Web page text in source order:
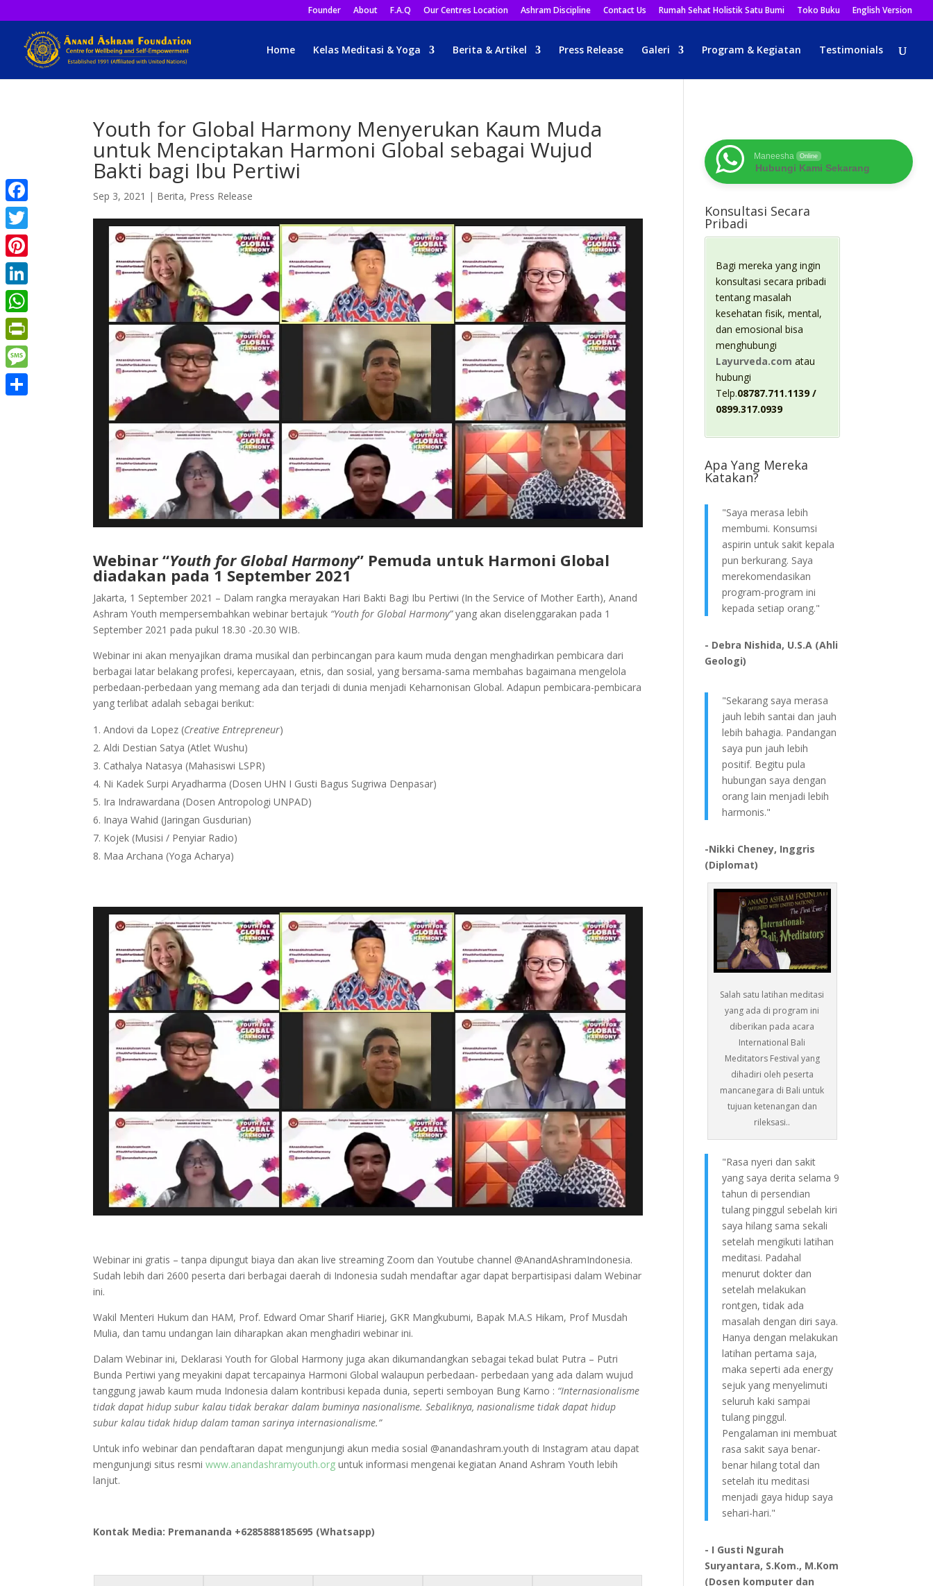
Founder About F.A.Q Our Centres Location Ashram Discipline Contact Us Rumah Sehat Holistik Satu Bumi Toko Buku English Version
Home Kelas Meditasi & Yoga Berita & Artikel Press Release Galeri Program & Kegiatan Testimonials
Youth for Global Harmony Menyerukan Kaum Muda
untuk Menciptakan Harmoni Global sebagai Wujud
Bakti bagi Ibu Pertiwi
Sep 3, 2021 | Berita, Press Release
Webinar “Youth for Global Harmony” Pemuda untuk Harmoni Global
diadakan pada 1 September 2021
Jakarta, 1 September 2021 – Dalam rangka merayakan Hari Bakti Bagi Ibu Pertiwi (In the Service of Mother Earth), Anand
Ashram Youth mempersembahkan webinar bertajuk “Youth for Global Harmony”yang akan diselenggarakan pada 1
September 2021 pada pukul 18.30 -20.30 WIB.
Webinar ini akan menyajikan drama musikal dan perbincangan para kaum muda dengan menghadirkan pembicara dari
berbagai latar belakang profesi, kepercayaan, etnis, dan sosial, yang bersama-sama membahas bagaimana mengelola
perbedaan-perbedaan yang memang ada dan terjadi di dunia menjadi Keharnonisan Global. Adapun pembicara-pembicara
yang terlibat adalah sebagai berikut:
Andovi da Lopez (Creative Entrepreneur)
Aldi Destian Satya (Atlet Wushu)
Cathalya Natasya (Mahasiswi LSPR)
Ni Kadek Surpi Aryadharma (Dosen UHN I Gusti Bagus Sugriwa Denpasar)
Ira Indrawardana (Dosen Antropologi UNPAD)
Inaya Wahid (Jaringan Gusdurian)
Kojek (Musisi / Penyiar Radio)
Maa Archana (Yoga Acharya)
Webinar ini gratis – tanpa dipungut biaya dan akan live streaming Zoom dan Youtube channel @AnandAshramIndonesia.
Sudah lebih dari 2600 peserta dari berbagai daerah di Indonesia sudah mendaftar agar dapat berpartisipasi dalam Webinar
ini.
Wakil Menteri Hukum dan HAM, Prof. Edward Omar Sharif Hiariej, GKR Mangkubumi, Bapak M.A.S Hikam, Prof Musdah
Mulia, dan tamu undangan lain diharapkan akan menghadiri webinar ini.
Dalam Webinar ini, Deklarasi Youth for Global Harmony juga akan dikumandangkan sebagai tekad bulat Putra – Putri
Bunda Pertiwi yang meyakini dapat tercapainya Harmoni Global walaupun perbedaan- perbedaan yang ada dalam wujud
tanggung jawab kaum muda Indonesia dalam kontribusi kepada dunia, seperti semboyan Bung Karno : “Internasionalisme
tidak dapat hidup subur kalau tidak berakar dalam buminya nasionalisme. Sebaliknya, nasionalisme tidak dapat hidup
subur kalau tidak hidup dalam taman sarinya internasionalisme.”
Untuk info webinar dan pendaftaran dapat mengunjungi akun media sosial @anandashram.youth di Instagram atau dapat
mengunjungi situs resmiwww.anandashramyouth.orguntuk informasi mengenai kegiatan Anand Ashram Youth lebih
lanjut.
Kontak Media: Premananda +6285888185695 (Whatsapp)
Maneesha Online
Hubungi Kami Sekarang
Konsultasi Secara
Pribadi
Bagi mereka yang ingin
konsultasi secara pribadi
tentang masalah
kesehatan fisik, mental,
dan emosional bisa
menghubungi
Layurveda.com atau
hubungi
Telp.08787.711.1139 /
0899.317.0939
Apa Yang Mereka
Katakan?
"Saya merasa lebih
membumi. Konsumsi
aspirin untuk sakit kepala
pun berkurang. Saya
merekomendasikan
program-program ini
kepada setiap orang."
- Debra Nishida, U.S.A (Ahli
Geologi)
"Sekarang saya merasa
jauh lebih santai dan jauh
lebih bahagia. Pandangan
saya pun jauh lebih
positif. Begitu pula
hubungan saya dengan
orang lain menjadi lebih
harmonis."
-Nikki Cheney, Inggris
(Diplomat)
Salah satu latihan meditasi
yang ada di program ini
diberikan pada acara
International Bali
Meditators Festival yang
dihadiri oleh peserta
mancanegara di Bali untuk
tujuan ketenangan dan
rileksasi..
"Rasa nyeri dan sakit
yang saya derita selama 9
tahun di persendian
tulang pinggul sebelah kiri
saya hilang sama sekali
setelah mengikuti latihan
meditasi. Padahal
menurut dokter dan
setelah melakukan
rontgen, tidak ada
masalah dengan diri saya.
Hanya dengan melakukan
latihan pertama saja,
maka seperti ada energy
sejuk yang menyelimuti
seluruh kaki sampai
tulang pinggul.
Pengalaman ini membuat
rasa sakit saya benar-
benar hilang total dan
setelah itu meditasi
menjadi gaya hidup saya
sehari-hari."
- I Gusti Ngurah
Suryantara, S.Kom., M.Kom
(Dosen komputer dan
Facebook
Twitter
Pinterest
LinkedIn
WhatsApp
PrintFriendly
Message